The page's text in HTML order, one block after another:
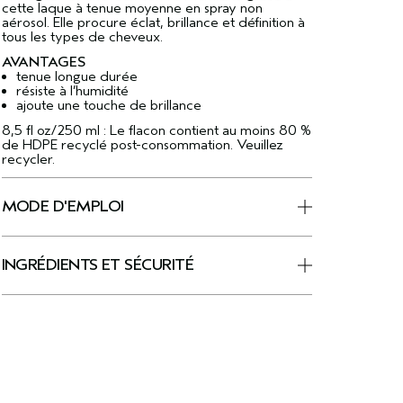
cette laque à tenue moyenne en spray non
aérosol. Elle procure éclat, brillance et définition à
tous les types de cheveux.
AVANTAGES
tenue longue durée
résiste à l’humidité
ajoute une touche de brillance
8,5 fl oz/250 ml : Le flacon contient au moins 80 %
de HDPE recyclé post-consommation. Veuillez
recycler.
MODE D'EMPLOI
INGRÉDIENTS ET SÉCURITÉ